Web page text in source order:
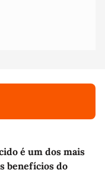
é um dos mais
benefícios do